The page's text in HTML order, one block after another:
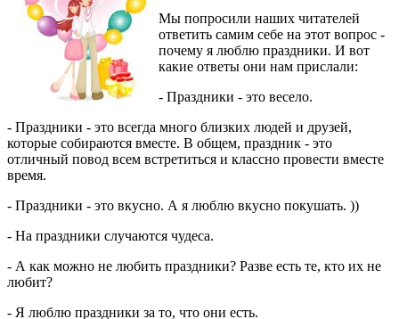
Мы попросили наших читателей
ответить самим себе на этот вопрос -
почему я люблю праздники. И вот
какие ответы они нам прислали:
- Праздники - это весело.
- Праздники - это всегда много близких людей и друзей,
которые собираются вместе. В общем, праздник - это
отличный повод всем встретиться и классно провести вместе
время.
- Праздники - это вкусно. А я люблю вкусно покушать. ))
- На праздники случаются чудеса.
- А как можно не любить праздники? Разве есть те, кто их не
любит?
- Я люблю праздники за то, что они есть.